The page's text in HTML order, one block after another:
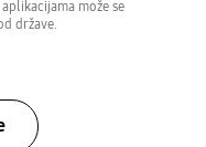
može se
države.